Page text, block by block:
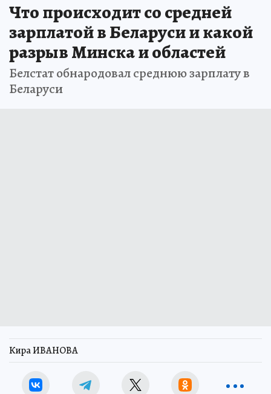
Что происходит со средней
зарплатой в Беларуси и какой
разрыв Минска и областей
Белстат обнародовал среднюю зарплату в
Беларуси
Кира ИВАНОВА